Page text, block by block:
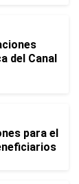
del Canal
para el